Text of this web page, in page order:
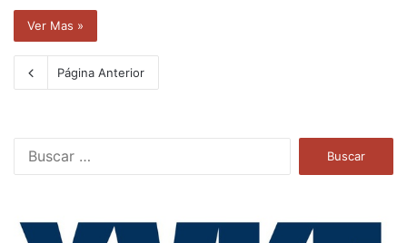
Ver Mas »
Página Anterior
a